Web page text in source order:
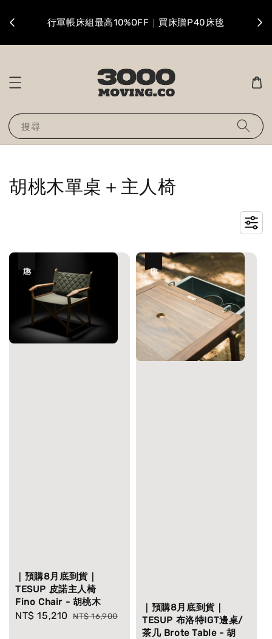
行軍帳床組最高10%OFF｜買床贈P40床毯
搜尋
胡桃木單桌＋主人椅
｜預購8月底到貨｜
TESUP 皮諾主人椅
Fino Chair - 胡桃木
Sale
NT$ 15,210 Regular
NT$ 16,900
｜預購8月底到貨｜
TESUP 布洛特IGT邊桌/
茶几 Brote Table - 胡